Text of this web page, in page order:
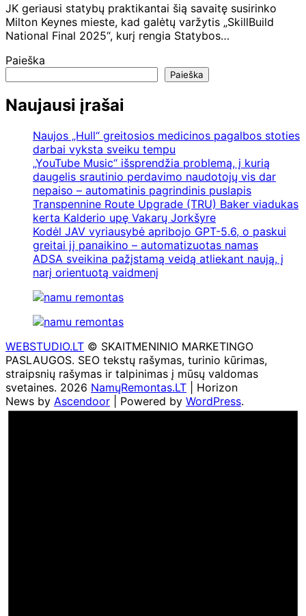
JK geriausi statybų praktikantai šią savaitę susirinko
Milton Keynes mieste, kad galėtų varžytis „SkillBuild
National Final 2025“, kurį rengia Statybos…
Paieška
Paieška
Naujausi įrašai
Naujos „Hull“ greitosios medicinos pagalbos stoties
darbai vyksta sveiku tempu
„YouTube Music“ išsprendžia problemą, į kurią
daugelis srautinio perdavimo naudotojų vis dar
nepaiso – automatinis pagrindinis puslapis
Transpennine Route Upgrade (TRU) Baker viadukas
kerta Kalderio upę Vakarų Jorkšyre
Kodėl JAV vyriausybė apribojo GPT-5.6, o paskui
greitai jį panaikino – automatizuotas namas
ADSA sveikina pažįstamą veidą atliekant naują, į
narį orientuotą vaidmenį
WEBSTUDIO.LT © SKAITMENINIO MARKETINGO
PASLAUGOS. SEO tekstų rašymas, turinio kūrimas,
straipsnių rašymas ir talpinimas į mūsų valdomas
svetaines. 2026 NamųRemontas.LT | Horizon
News by Ascendoor | Powered by WordPress.